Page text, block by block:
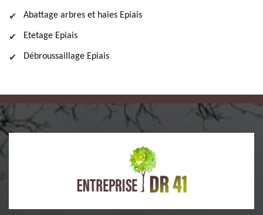
Abattage arbres et haies Epiais
Etetage Epiais
Débroussaillage Epiais